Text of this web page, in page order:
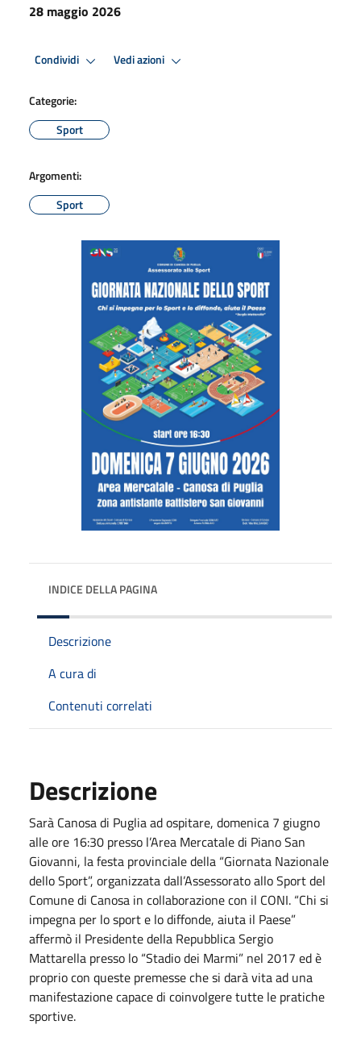
28 maggio 2026
Condividi Vedi azioni
Categorie:
Sport
Argomenti:
Sport
INDICE DELLA PAGINA
Descrizione
A cura di
Contenuti correlati
Descrizione
Sarà Canosa di Puglia ad ospitare, domenica 7 giugno
alle ore 16:30 presso l’Area Mercatale di Piano San
Giovanni, la festa provinciale della “Giornata Nazionale
dello Sport”, organizzata dall’Assessorato allo Sport del
Comune di Canosa in collaborazione con il CONI. “Chi si
impegna per lo sport e lo diffonde, aiuta il Paese”
affermò il Presidente della Repubblica Sergio
Mattarella presso lo “Stadio dei Marmi” nel 2017 ed è
proprio con queste premesse che si darà vita ad una
manifestazione capace di coinvolgere tutte le pratiche
sportive.